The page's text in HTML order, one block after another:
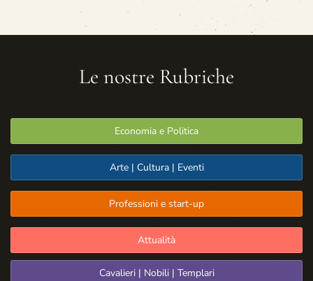
Le nostre Rubriche
Economia e Politica
Arte | Cultura | Eventi
Professioni e start-up
Attualità
Cavalieri | Nobili | Templari